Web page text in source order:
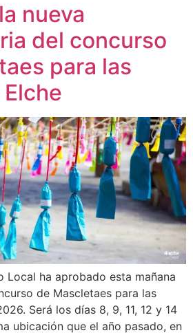
nueva
del concurso
para las
Local ha aprobado esta mañana
de Mascletaes para las
Será los días 8, 9, 11, 12 y 14
ubicación que el año pasado, en